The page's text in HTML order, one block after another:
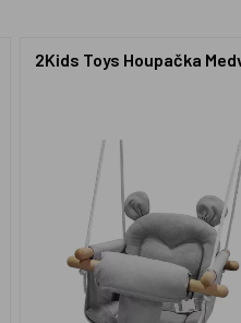
2Kids Toys Houpačka